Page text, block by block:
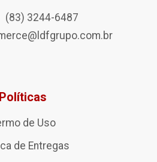
(83) 3244-6487
Políticas
de Uso
de Entregas